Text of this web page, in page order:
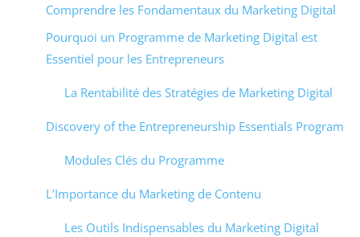
Comprendre les Fondamentaux du Marketing Digital
Pourquoi un Programme de Marketing Digital est
Essentiel pour les Entrepreneurs
La Rentabilité des Stratégies de Marketing Digital
Discovery of the Entrepreneurship Essentials Program
Modules Clés du Programme
L’Importance du Marketing de Contenu
Les Outils Indispensables du Marketing Digital